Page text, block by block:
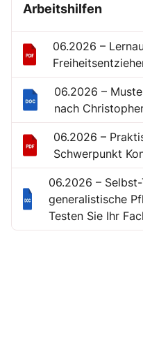
Arbeitshilfen
06.2026 –
06.2026 –
nach
06.2026 –
Schwerpunkt
06.2026 –
generalistische
Testen Sie Ihr